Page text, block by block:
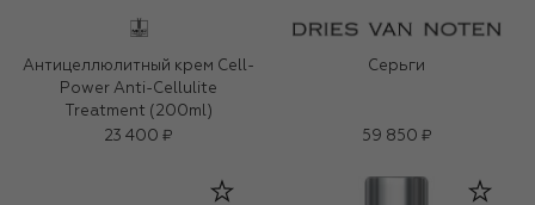
Антицеллюлитный крем Cell-
Power Anti-Cellulite
Treatment (200ml)
23 400 ₽
Серьги
59 850 ₽